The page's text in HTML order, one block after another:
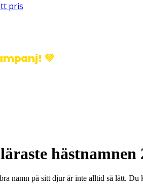
pris
💚
hästnamnen
namn på sitt djur är inte alltid så lätt.